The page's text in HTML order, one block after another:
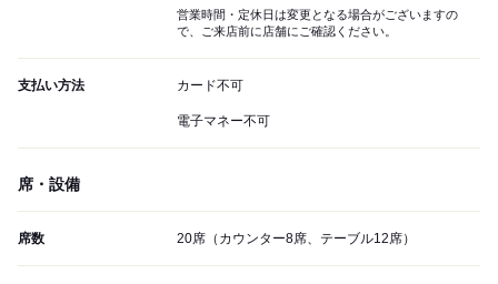
営業時間・定休日は変更となる場合がございますの
で、ご来店前に店舗にご確認ください。
支払い方法 カード不可
電子マネー不可
席・設備
席数 20席（カウンター8席、テーブル12席）